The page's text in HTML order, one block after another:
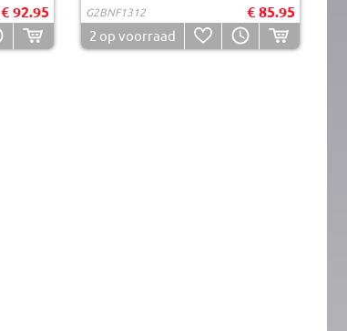
€ 92.95
G2BNF1312
€ 85.95
2 op voorraad